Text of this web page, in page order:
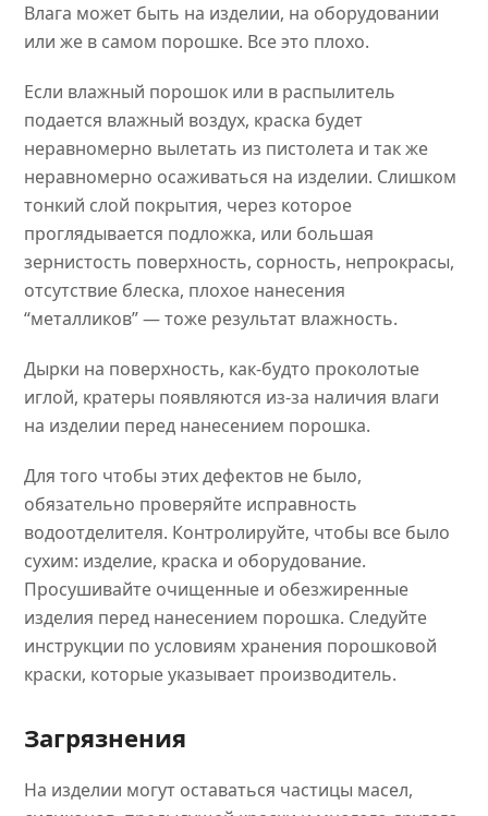
Влага может быть на изделии, на оборудовании
или же в самом порошке. Все это плохо.
Если влажный порошок или в распылитель
подается влажный воздух, краска будет
неравномерно вылетать из пистолета и так же
неравномерно осаживаться на изделии. Слишком
тонкий слой покрытия, через которое
проглядывается подложка, или большая
зернистость поверхность, сорность, непрокрасы,
отсутствие блеска, плохое нанесения
“металликов” — тоже результат влажность.
Дырки на поверхность, как-будто проколотые
иглой, кратеры появляются из-за наличия влаги
на изделии перед нанесением порошка.
Для того чтобы этих дефектов не было,
обязательно проверяйте исправность
водоотделителя. Контролируйте, чтобы все было
сухим: изделие, краска и оборудование.
Просушивайте очищенные и обезжиренные
изделия перед нанесением порошка. Следуйте
инструкции по условиям хранения порошковой
краски, которые указывает производитель.
Загрязнения
На изделии могут оставаться частицы масел,